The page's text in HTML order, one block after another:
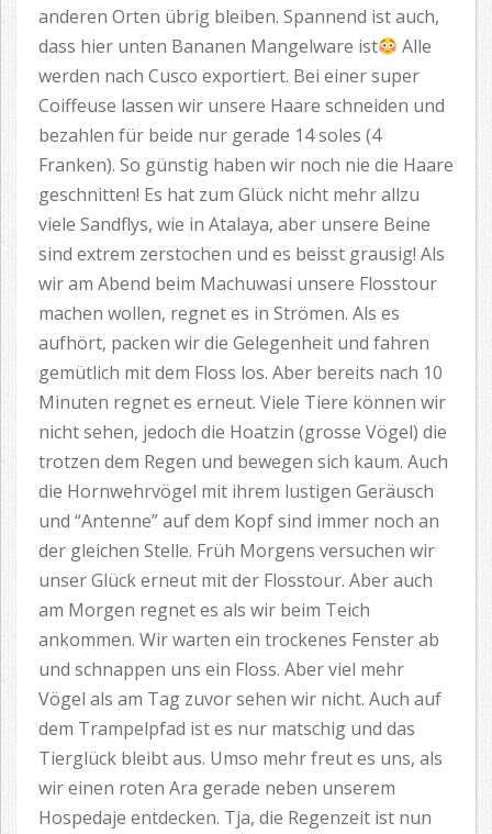
anderen Orten übrig bleiben. Spannend ist auch,
dass hier unten Bananen Mangelware ist
Alle
werden nach Cusco exportiert. Bei einer super
Coiffeuse lassen wir unsere Haare schneiden und
bezahlen für beide nur gerade 14 soles (4
Franken). So günstig haben wir noch nie die Haare
geschnitten! Es hat zum Glück nicht mehr allzu
viele Sandflys, wie in Atalaya, aber unsere Beine
sind extrem zerstochen und es beisst grausig! Als
wir am Abend beim Machuwasi unsere Flosstour
machen wollen, regnet es in Strömen. Als es
aufhört, packen wir die Gelegenheit und fahren
gemütlich mit dem Floss los. Aber bereits nach 10
Minuten regnet es erneut. Viele Tiere können wir
nicht sehen, jedoch die Hoatzin (grosse Vögel) die
trotzen dem Regen und bewegen sich kaum. Auch
die Hornwehrvögel mit ihrem lustigen Geräusch
und “Antenne” auf dem Kopf sind immer noch an
der gleichen Stelle. Früh Morgens versuchen wir
unser Glück erneut mit der Flosstour. Aber auch
am Morgen regnet es als wir beim Teich
ankommen. Wir warten ein trockenes Fenster ab
und schnappen uns ein Floss. Aber viel mehr
Vögel als am Tag zuvor sehen wir nicht. Auch auf
dem Trampelpfad ist es nur matschig und das
Tierglück bleibt aus. Umso mehr freut es uns, als
wir einen roten Ara gerade neben unserem
Hospedaje entdecken. Tja, die Regenzeit ist nun